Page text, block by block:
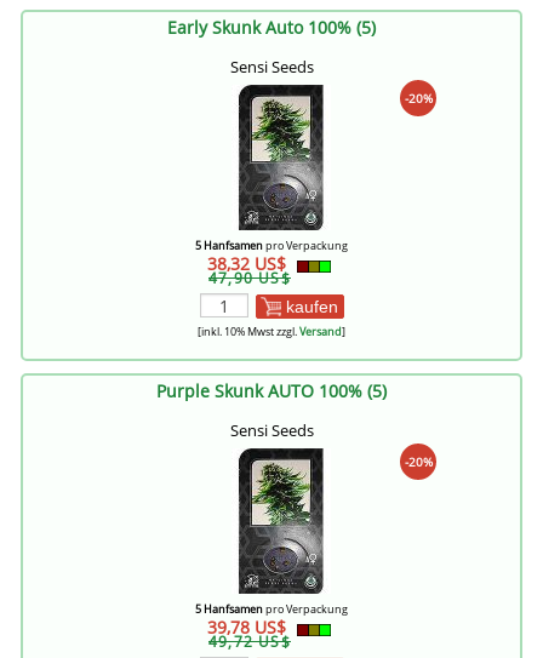
Early Skunk Auto 100% (5)
Sensi Seeds
-20%
5 Hanfsamenpro Verpackung
38,32 US$
47,90 US$
kaufen
[inkl. 10% Mwst zzgl.Versand]
Purple Skunk AUTO 100% (5)
Sensi Seeds
-20%
5 Hanfsamenpro Verpackung
39,78 US$
49,72 US$